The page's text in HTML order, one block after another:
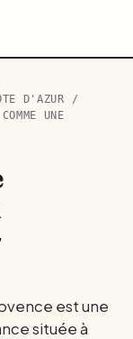
D'AZUR /
UNE
est une
située à